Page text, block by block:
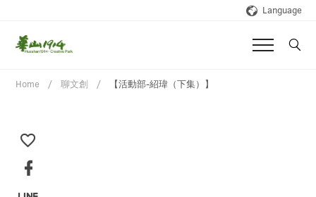
Language
Home 聊文創 【活動部-紹瑋（下集）】